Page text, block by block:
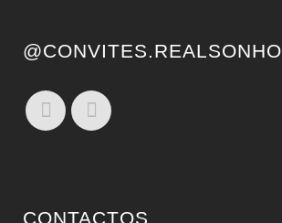
@CONVITES.REALSONHO
CONTACTOS